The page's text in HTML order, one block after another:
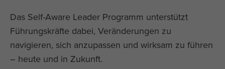
Das Self-Aware Leader Programm unterstützt
Führungskräfte dabei, Veränderungen zu
navigieren, sich anzupassen und wirksam zu führen
– heute und in Zukunft.